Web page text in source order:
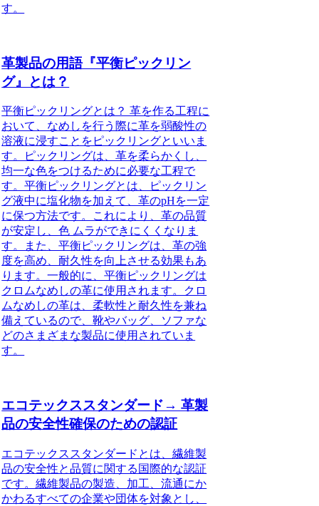
す。
革製品の用語『平衡ピックリン
グ』とは？
平衡ピックリングとは？ 革を作る工程に
おいて、なめしを行う際に革を弱酸性の
溶液に浸すことをピックリングといいま
す。ピックリングは、革を柔らかくし、
均一な色をつけるために必要な工程で
す。平衡ピックリングとは、ピックリン
グ液中に塩化物を加えて、革のpHを一定
に保つ方法です。これにより、革の品質
が安定し、色 ムラができにくくなりま
す。また、平衡ピックリングは、革の強
度を高め、耐久性を向上させる効果もあ
ります。一般的に、平衡ピックリングは
クロムなめしの革に使用されます。クロ
ムなめしの革は、柔軟性と耐久性を兼ね
備えているので、靴やバッグ、ソファな
どのさまざまな製品に使用されていま
す。
エコテックススタンダード→ 革製
品の安全性確保のための認証
エコテックススタンダードとは、繊維製
品の安全性と品質に関する国際的な認証
です。繊維製品の製造、加工、流通にか
かわるすべての企業や団体を対象とし、